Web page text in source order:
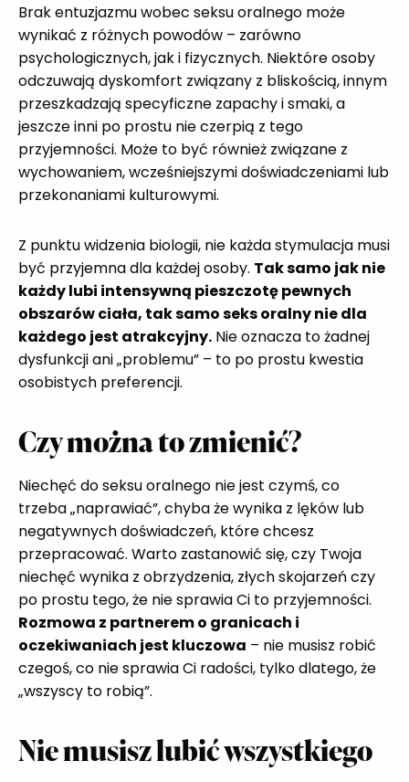
Brak entuzjazmu wobec seksu oralnego może
wynikać z różnych powodów – zarówno
psychologicznych, jak i fizycznych. Niektóre osoby
odczuwają dyskomfort związany z bliskością, innym
przeszkadzają specyficzne zapachy i smaki, a
jeszcze inni po prostu nie czerpią z tego
przyjemności. Może to być również związane z
wychowaniem, wcześniejszymi doświadczeniami lub
przekonaniami kulturowymi.
Z punktu widzenia biologii, nie każda stymulacja musi
być przyjemna dla każdej osoby. Tak samo jak nie
każdy lubi intensywną pieszczotę pewnych
obszarów ciała, tak samo seks oralny nie dla
każdego jest atrakcyjny. Nie oznacza to żadnej
dysfunkcji ani „problemu” – to po prostu kwestia
osobistych preferencji.
Czy można to zmienić?
Niechęć do seksu oralnego nie jest czymś, co
trzeba „naprawiać”, chyba że wynika z lęków lub
negatywnych doświadczeń, które chcesz
przepracować. Warto zastanowić się, czy Twoja
niechęć wynika z obrzydzenia, złych skojarzeń czy
po prostu tego, że nie sprawia Ci to przyjemności.
Rozmowa z partnerem o granicach i
oczekiwaniach jest kluczowa – nie musisz robić
czegoś, co nie sprawia Ci radości, tylko dlatego, że
„wszyscy to robią”.
Nie musisz lubić wszystkiego